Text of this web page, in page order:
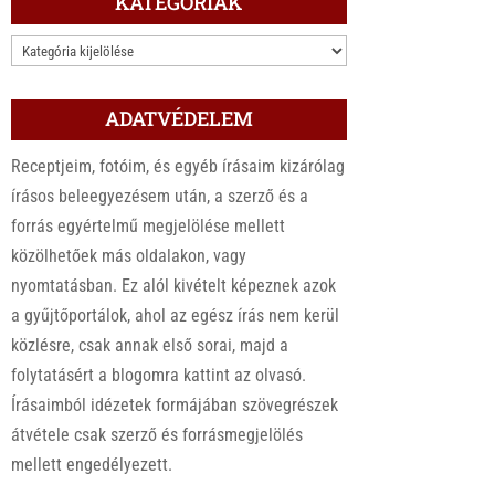
KATEGÓRIÁK
ADATVÉDELEM
Receptjeim, fotóim, és egyéb írásaim kizárólag
írásos beleegyezésem után, a szerző és a
forrás egyértelmű megjelölése mellett
közölhetőek más oldalakon, vagy
nyomtatásban. Ez alól kivételt képeznek azok
a gyűjtőportálok, ahol az egész írás nem kerül
közlésre, csak annak első sorai, majd a
folytatásért a blogomra kattint az olvasó.
Írásaimból idézetek formájában szövegrészek
átvétele csak szerző és forrásmegjelölés
mellett engedélyezett.